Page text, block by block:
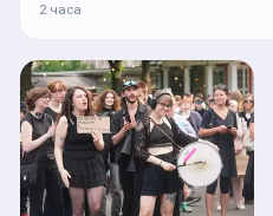
2 часа